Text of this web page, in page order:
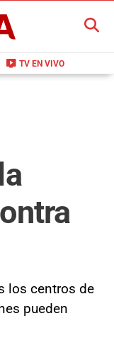
live_tv TV EN VIVO
BUSCAR
los centros de
pueden